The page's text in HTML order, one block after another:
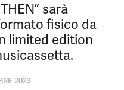
sarà
fisico da
limited edition
2023